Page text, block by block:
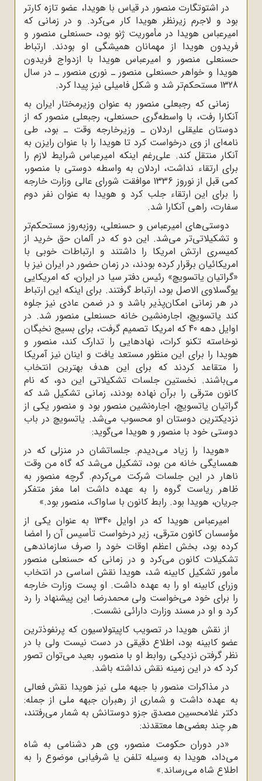
در اشتوتگارت منصور در قیاس با هویدا، عضو تازه کارتر
بود و لاجرم زیرنظر هویدا کار مى‌کرد. و در زمانی که
امیرعباس هویدا در مأموریت ژنو بود، حسنعلى منصور و
فریدون هویدا از مهمانان همیشگى او بودند. ارتباط
حسنعلى منصور و امیرعباس هویدا با ازدواج فریدون
هویدا و خواهر حسنعلى منصور ـ نورى منصور ـ در سال
1328 مستحکم‌تر شد و شکل فامیلى نیز پیدا کرد.
زمانی که رجبعلى منصور به عنوان وزیرمختار ایران به
آنکارا رفت، با واسطه‌گرى حسنعلى، رجبعلى منصور که از
دوستان علیقلى اردلان ـ وزیرخارجه وقت ـ بود، طى
نامه‌اى از وى درخواست کرد تا هویدا را با عنوان رایزن به
آنکار منتقل کند. على‌رغم اینکه امیرعباس شرایط لازم را
براى ارتقاء نداشت، اردلان به واسطه دوستى با منصور،
کمى قبل از نوروز 1336 موافقت شوراى عالى وزارت خارجه
را براى این ارتقاء جلب کرد و هویدا به عنوان نفر دوم
سفارت، راهى آنکارا شد.
دوستى‌هاى امیرعباس و حسنعلى، روزبه‌روز مستحکم‌تر
و تشکیلاتى‌تر مى‌شد. این دو که در آلمان حق خرید از
کمیسرى ارتش امریکا را داشتند و ارتباطات خوبى با
امریکائیان برقرار کرده بودند، در زمان حضور در ایران نیز با
«گراتیان یاتسویچ» رئیس دفتر سیا در ایران، که امریکایى
یوگسلاوى الاصل بود، ارتباط گرفتند. براى اینکه این ارتباط
در هر زمانى امکان‌پذیر باشد و در ضمن عادى نیز جلوه
کند یاتسویچ، اجاره‌نشین خانه حسنعلى منصور شد. در
اوایل دهه 40 که امریکا تصمیم گرفت، براى بسیج نخبگان
نوخاسته تکنو کرات، نهادهایى را تدارک کند، منصور و
هویدا را براى این منظور مستعد یافت و اینان نیز آمریکا
را متقاعد کردند که براى این هدف بهترین انتخاب
مى‌باشند. نخستین جلسات تشکیلاتى این دو، که نام
کانون مترقى را برآن نهاده بودند، زمانى تشکیل شد که
گراتیان یاتسویچ، اجاره‌نشین منصور بود و منصور یکى از
نزدیکترین دوستان او محسوب مى‌شد. یاتسویچ در باب
دوستى خود با منصور و هویدا مى‌گوید:
«هویدا را زیاد مى‌دیدم. جلساتشان در منزلى که در
همسایگى خانه من بود، تشکیل مى‌شد که گاه من وقت
ناهار در این جلسات شرکت مى‌کردم. گرچه منصور به
ظاهر ریاست گروه را به عهده داشت اما مغز متفکر
جریان، هویدا بود. رابط کانون با ساواک، منصور بود.»
امیرعباس هویدا که در اوایل 1340 به عنوان یکى از
مؤسسان کانون مترقى، زیر درخواست تأسیس آن را امضا
کرده بود، بخش اعظم اوقات خود را صرف سازماندهى
تشکیلات کانون مى‌کرد و در زمانی که حسنعلى منصور
مأمور تشکیل کابینه شد، هویدا نقش اساسى در انتخاب
وزراى کابینه او را به عهده داشت. او پست وزارت خارجه
را براى خود مى‌خواست ولى محمدرضا این پیشنهاد را رد
کرد و او در مسند وزارت دارائى نشست.
از نقش هویدا در تصویب کاپیتولاسیون که پرنفوذترین
عضو کابینه بود، اطلاع دقیقى در دست نیست ولى با در
نظر گرفتن نزدیکى روابط او با منصور، بعید می‌توان تصور
کرد که در این زمینه نقش نداشته باشد.
در مذاکرات منصور با جبهه ملى نیز هویدا نقش فعالى
به عهده داشت و شمارى از رهبران جبهه ملى از جمله:
دکتر غلامحسین مصدق جزو دوستانش به شمار مى‌رفتند،
هر چند بعضى‌ها معتقدند:
«در دوران حکومت منصور، وى هر دشنامى به شاه
مى‌داد، هویدا به وسیله تلفن یا شرفیابى موضوع را به
اطلاع شاه مى‌رساند.»